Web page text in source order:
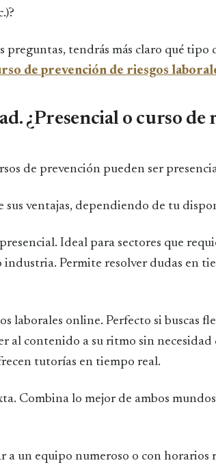
preguntas, tendrás más claro qué tipo
de prevención de riesgos
¿Presencial o curso de
de prevención pueden ser
sus ventajas, dependiendo de tu
Ideal para sectores que
industria. Permite resolver dudas en
laborales online. Perfecto si buscas
al contenido a su ritmo sin necesidad
tutorías en tiempo real.
Combina lo mejor de ambos
a un equipo numeroso o con